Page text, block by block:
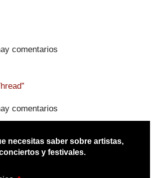
comentarios
comentarios
necesitas saber sobre artistas,
y festivales.